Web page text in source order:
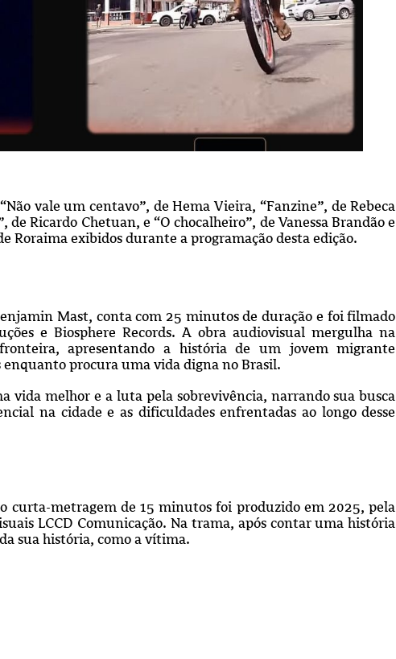
vale um centavo”, de Hema Vieira, “Fanzine”, de Rebeca
Ricardo Chetuan, e “O chocalheiro”, de Vanessa Brandão e
Roraima exibidos durante a programação desta edição.
Mast, conta com 25 minutos de duração e foi filmado
e Biosphere Records. A obra audiovisual mergulha na
apresentando a história de um jovem migrante
procura uma vida digna no Brasil.
vida melhor e a luta pela sobrevivência, narrando sua busca
na cidade e as dificuldades enfrentadas ao longo desse
curta-metragem de 15 minutos foi produzido em 2025, pela
LCCD Comunicação. Na trama, após contar uma história
sua história, como a vítima.